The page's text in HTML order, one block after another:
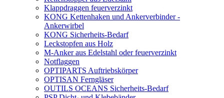
Klappdraggen feuerverzinkt
KONG Kettenhaken und Ankerverbinder -
Ankerwirbel
KONG Sicherheits-Bedarf
Leckstopfen aus Holz
M-Anker aus Edelstahl oder feuerverzinkt
Notflaggen
OPTIPARTS Auftriebskörper
OPTISAN Ferngläser
OUTILS OCEANS Sicherheits-Bedarf